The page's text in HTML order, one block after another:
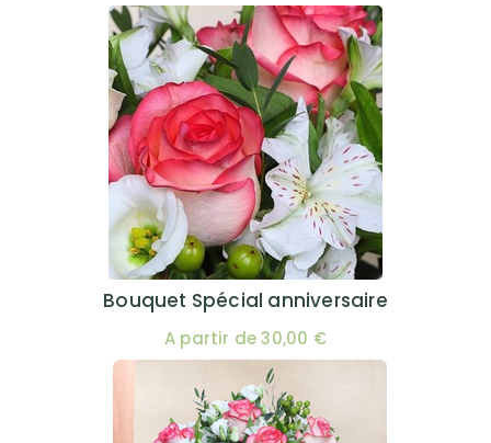
Bouquet Spécial anniversaire
A partir de 30,00 €